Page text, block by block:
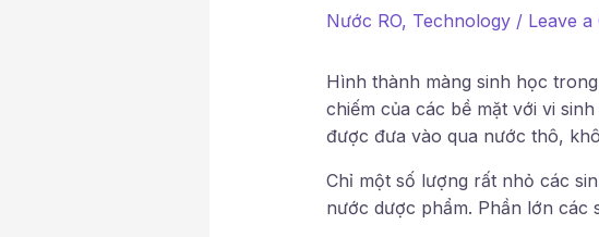
Nước RO, Technology/ Leave a
Hình thành màng sinh học
chiếm của các bề mặt với vi sinh
được đưa vào qua nước thô,
Chỉ một số lượng rất nhỏ các
nước dược phẩm. Phần lớn các